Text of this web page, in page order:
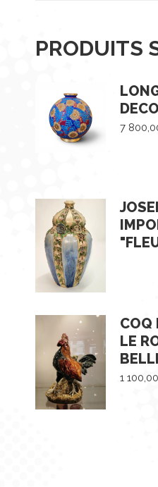
PRODUITS
7
COQ
LE
1 100,00